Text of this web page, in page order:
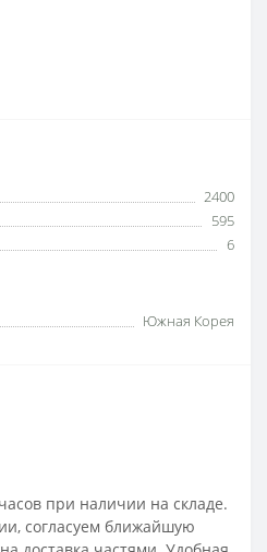
2400
595
6
Южная Корея
при наличии на складе.
согласуем ближайшую